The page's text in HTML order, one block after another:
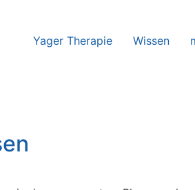
Yager Therapie Wissen